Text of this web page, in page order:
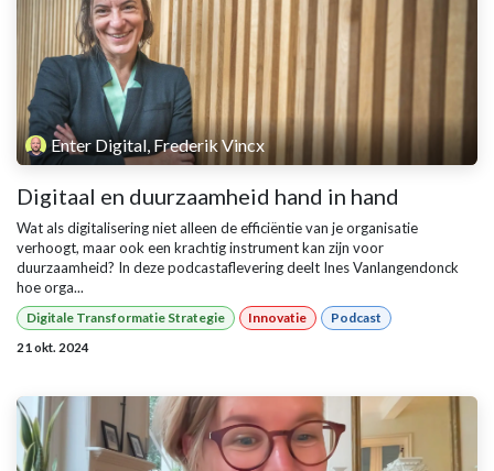
Enter Digital, Frederik Vincx
Digitaal en duurzaamheid hand in hand
Wat als digitalisering niet alleen de efficiëntie van je organisatie
verhoogt, maar ook een krachtig instrument kan zijn voor
duurzaamheid? In deze podcastaflevering deelt Ines Vanlangendonck
hoe orga...
Digitale Transformatie Strategie Innovatie Podcast
21 okt. 2024